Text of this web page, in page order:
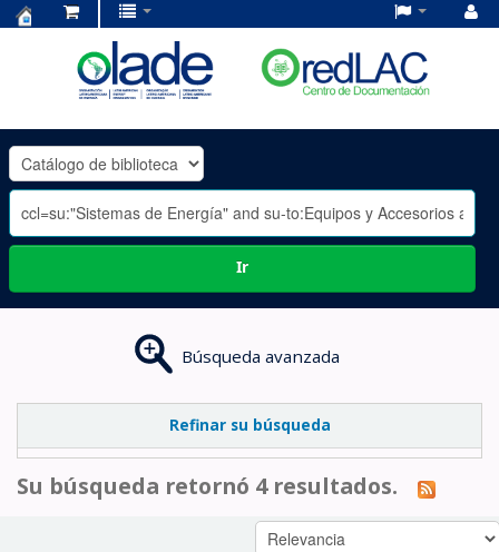
OLADE
-
Ir
Búsqueda avanzada
Refinar su búsqueda
Su búsqueda retornó 4 resultados.